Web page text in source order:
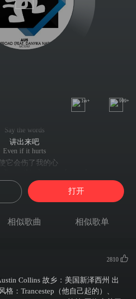
1w+ 999+
Say the words
讲出来吧
Even if it hurts
它会伤了我的心
经假装没事太久了
Say it out loud
大声讲出来吧
现在真的那样想那样
I can't let it go
可是我无法放手
打开
相似歌曲 相似歌单
2810
Collins 故乡：美国新泽西州 出
格：Trancestep（他自己起的）、